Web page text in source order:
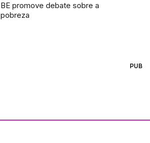
BE promove debate sobre a
pobreza
PUB